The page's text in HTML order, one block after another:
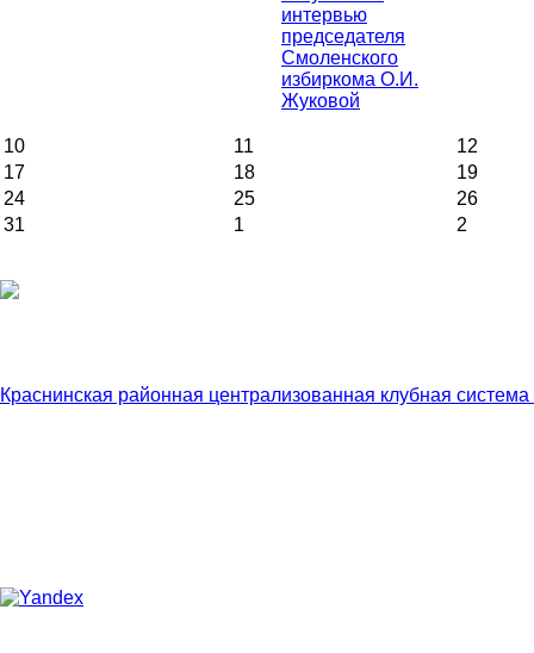
интервью
председателя
Смоленского
избиркома О.И.
Жуковой
10 11
12
17
18
19
24
25
26
31
1 2
Краснинская районная централизованная клубная